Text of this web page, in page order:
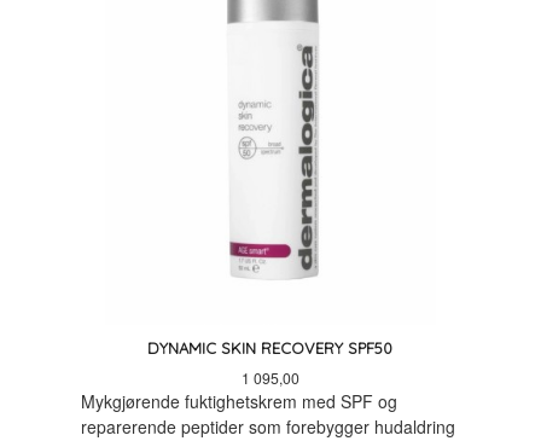
DYNAMIC SKIN RECOVERY SPF50
Pris
1 095,00
Mykgjørende fuktighetskrem med SPF og
reparerende peptider som forebygger hudaldring